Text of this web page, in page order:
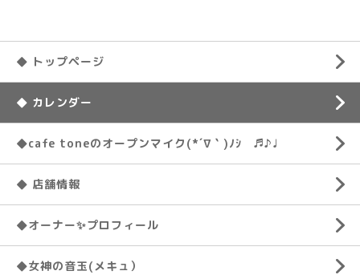
◆ トップページ
◆ カレンダー
◆cafe toneのオープンマイク(*´∇｀)ﾉｼ ♬♪♩
◆ 店舗情報
◆オーナー✨プロフィール
◆女神の音玉(メキュ）